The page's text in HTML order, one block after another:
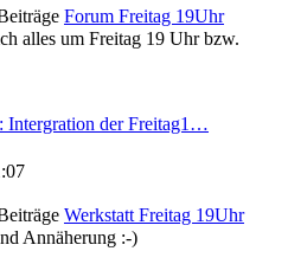
Forum Freitag 19Uhr
alles um Freitag 19 Uhr bzw.
Intergration der Freitag1…
Werkstatt Freitag 19Uhr
Annäherung :-)